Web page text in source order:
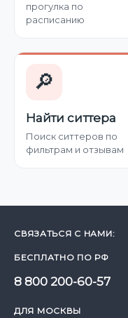
прогулка по
расписанию
🔎
Найти ситтера
Поиск ситтеров по
фильтрам и отзывам
СВЯЗАТЬСЯ С НАМИ:
БЕСПЛАТНО ПО РФ
8 800 200-60-57
ДЛЯ МОСКВЫ